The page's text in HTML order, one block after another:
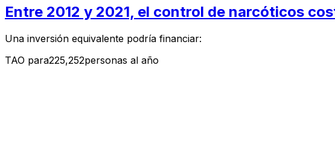
Entre 2012 y 2021, el control de narcóticos
Una inversión equivalente podría financiar:
TAO para225,252personas al año